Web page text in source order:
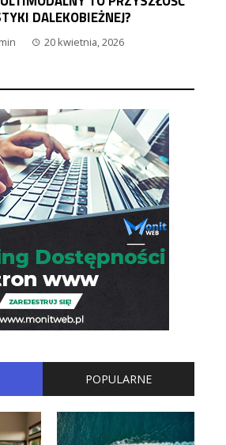
DALEKOBIEŻNEJ?
20 kwietnia, 2026
POPULARNE